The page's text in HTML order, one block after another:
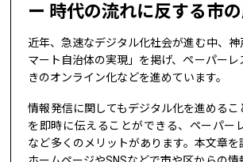
時代の流れに反する市
近年、急速なデジタル化社会が進む中、神
マート自治体の実現」を掲げ、ペーパーレ
きのオンライン化などを進めています。
情報発信に関してもデジタル化を進めるこ
を即時に伝えることができる、ペーパー
など多くのメリットがあります。本文章を